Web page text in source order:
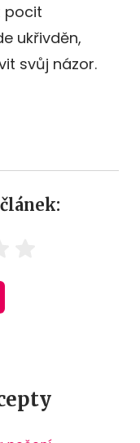
pocit
ukřivděn,
svůj názor.